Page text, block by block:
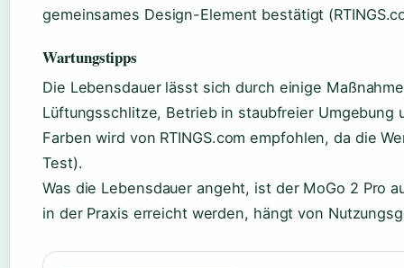
gemeinsames Design-Element bestätigt
Wartungstipps
Die Lebensdauer lässt sich durch einige
Lüftungsschlitze, Betrieb in staubfreier Umgebung
Farben wird von RTINGS.com empfohlen, da die
Test).
Was die Lebensdauer angeht, ist der MoGo 2 Pro
in der Praxis erreicht werden, hängt von